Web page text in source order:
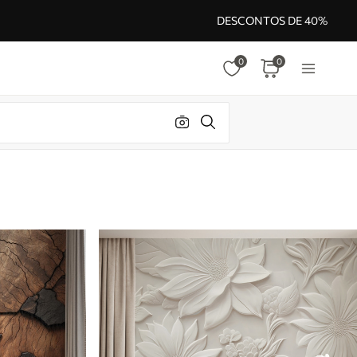
DESCONTOS DE 40%
0 0